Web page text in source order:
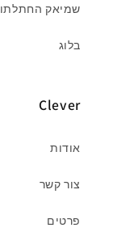
שמיאק
בלוג
Clever
אודות
צור קשר
פרטים